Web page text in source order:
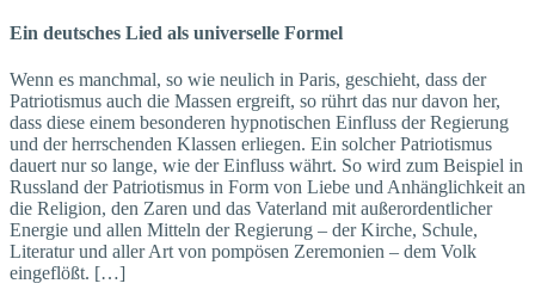
Ein deutsches Lied als universelle Formel
Wenn es manchmal, so wie neulich in Paris, geschieht, dass der
Patriotismus auch die Massen ergreift, so rührt das nur davon her,
dass diese einem besonderen hypnotischen Einfluss der Regierung
und der herrschenden Klassen erliegen. Ein solcher Patriotismus
dauert nur so lange, wie der Einfluss währt. So wird zum Beispiel in
Russland der Patriotismus in Form von Liebe und Anhänglichkeit an
die Religion, den Zaren und das Vaterland mit außerordentlicher
Energie und allen Mitteln der Regierung – der Kirche, Schule,
Literatur und aller Art von pompösen Zeremonien – dem Volk
eingeflößt. […]